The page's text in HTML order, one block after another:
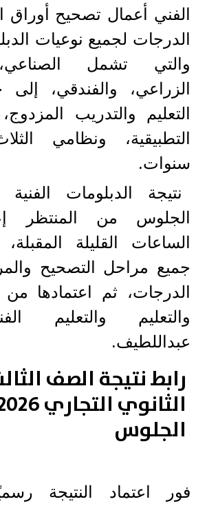
الفني أعمال تصحيح أوراق
الدرجات لجميع نوعيات
والتي تشمل
الزراعي، والفندقي،
التعليم والتدريب المزدوج،
التطبيقية، ونظامي
سنوات.
الجلوس من المنتظر
الساعات القليلة
جميع مراحل التصحيح
الدرجات، ثم اعتمادها من
والتعليم والتعليم
عبداللطيف.
رابط نتيجة الصف
الجلوس
فور اعتماد النتيجة